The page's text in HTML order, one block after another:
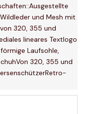
und Mesh mit
320, 355 und
lineares Textlogo
Laufsohle,
320, 355 und